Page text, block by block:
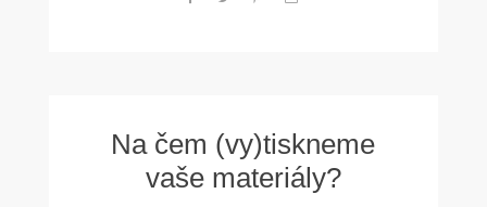
Na čem (vy)tiskneme
vaše materiály?